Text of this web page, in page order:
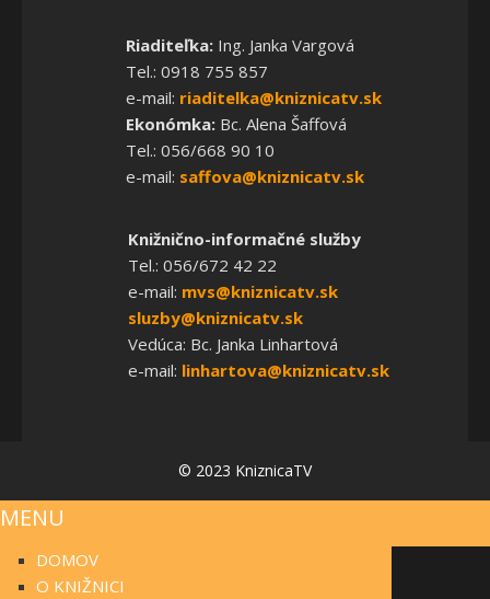
Riaditeľka:Ing. Janka Vargová
Tel.: 0918 755 857
e-mail: riaditelka@kniznicatv.sk
Ekonómka:Bc. Alena Šaffová
Tel.: 056/668 90 10
e-mail: saffova@kniznicatv.sk
Knižnično-informačné služby
Tel.: 056/672 42 22
e-mail: mvs@kniznicatv.sk
sluzby@kniznicatv.sk
Vedúca: Bc. Janka Linhartová
e-mail: linhartova@kniznicatv.sk
© 2023 KniznicaTV
MENU
DOMOV
O KNIŽNICI